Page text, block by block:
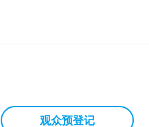
观众预登记